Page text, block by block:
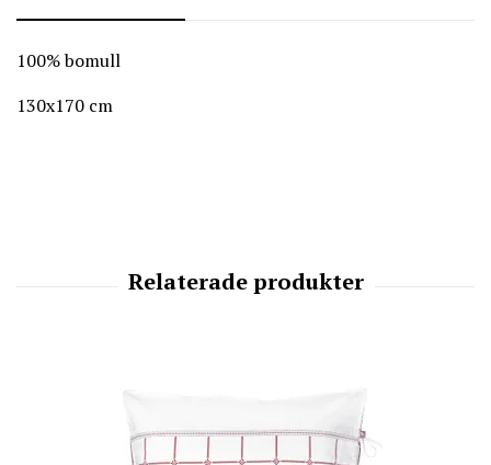
100% bomull
130x170 cm